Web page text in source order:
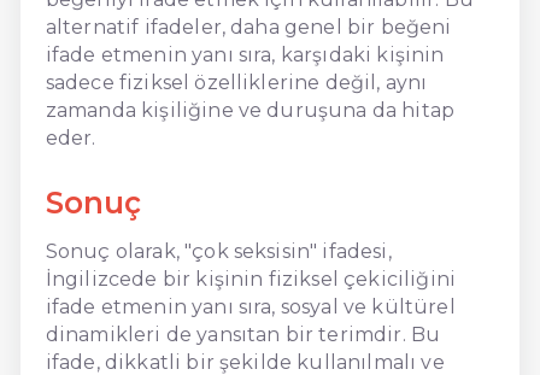
alternatif ifadeler, daha genel bir beğeni
ifade etmenin yanı sıra, karşıdaki kişinin
sadece fiziksel özelliklerine değil, aynı
zamanda kişiliğine ve duruşuna da hitap
eder.
Sonuç
Sonuç olarak, "çok seksisin" ifadesi,
İngilizcede bir kişinin fiziksel çekiciliğini
ifade etmenin yanı sıra, sosyal ve kültürel
dinamikleri de yansıtan bir terimdir. Bu
ifade, dikkatli bir şekilde kullanılmalı ve